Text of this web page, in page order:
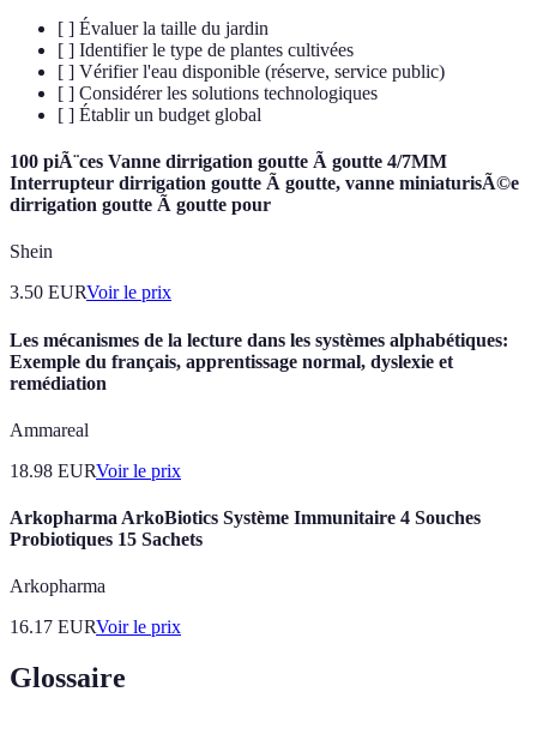
[ ] Évaluer la taille du jardin
[ ] Identifier le type de plantes cultivées
[ ] Vérifier l'eau disponible (réserve, service public)
[ ] Considérer les solutions technologiques
[ ] Établir un budget global
100 piÃ¨ces Vanne dirrigation goutte Ã goutte 4/7MM
Interrupteur dirrigation goutte Ã goutte, vanne miniaturisÃ©e
dirrigation goutte Ã goutte pour
Shein
3.50 EURVoir le prix
Les mécanismes de la lecture dans les systèmes alphabétiques:
Exemple du français, apprentissage normal, dyslexie et
remédiation
Ammareal
18.98 EURVoir le prix
Arkopharma ArkoBiotics Système Immunitaire 4 Souches
Probiotiques 15 Sachets
Arkopharma
16.17 EURVoir le prix
Glossaire